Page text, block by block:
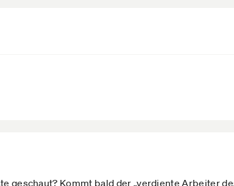
geschaut? Kommt bald der „verdiente Arbeiter